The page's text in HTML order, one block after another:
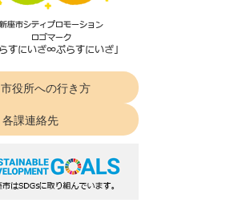
市役所への行き方
各課連絡先